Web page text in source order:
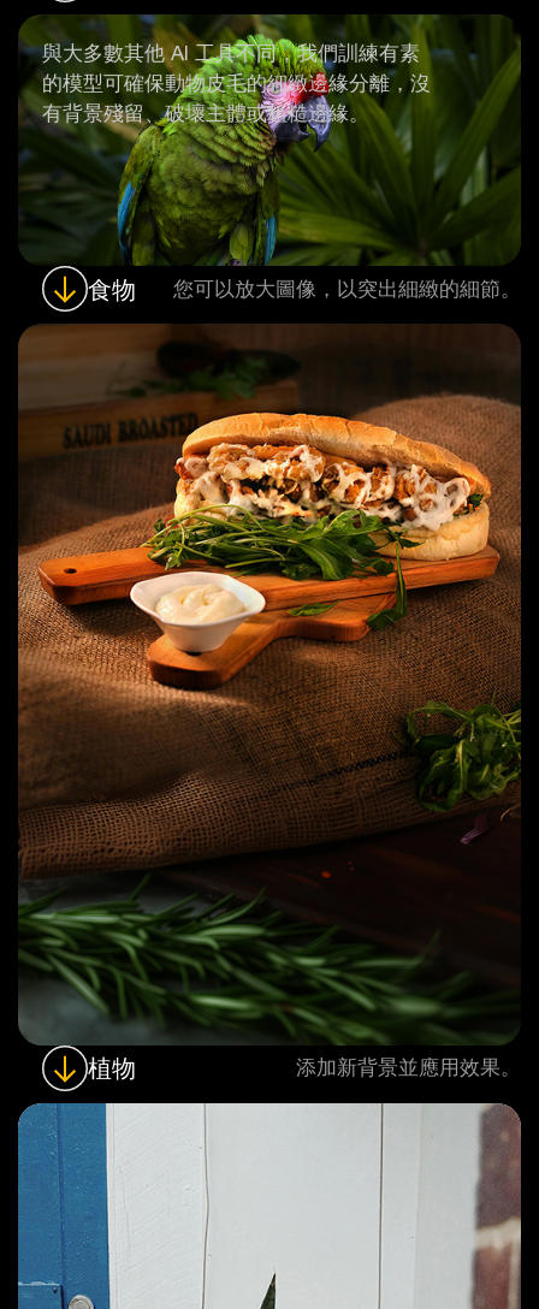
與大多數其他 AI 工具不同，我們訓練有素
的模型可確保動物皮毛的細緻邊緣分離，沒
有背景殘留、破壞主體或粗糙邊緣。
食物 您可以放大圖像，以突出細緻的細節。
植物 添加新背景並應用效果。